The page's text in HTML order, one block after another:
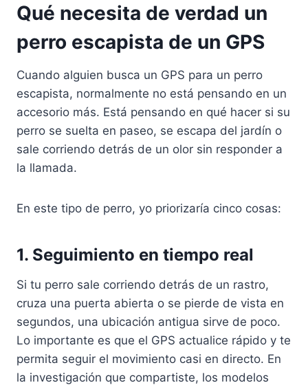
Qué necesita de verdad un
perro escapista de un GPS
Cuando alguien busca un GPS para un perro
escapista, normalmente no está pensando en un
accesorio más. Está pensando en qué hacer si su
perro se suelta en paseo, se escapa del jardín o
sale corriendo detrás de un olor sin responder a
la llamada.
En este tipo de perro, yo priorizaría cinco cosas:
1. Seguimiento en tiempo real
Si tu perro sale corriendo detrás de un rastro,
cruza una puerta abierta o se pierde de vista en
segundos, una ubicación antigua sirve de poco.
Lo importante es que el GPS actualice rápido y te
permita seguir el movimiento casi en directo. En
la investigación que compartiste, los modelos